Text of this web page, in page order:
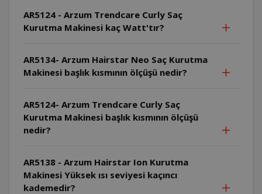
AR5124 - Arzum Trendcare Curly Saç
Kurutma Makinesi kaç Watt'tır?
AR5134- Arzum Hairstar Neo Saç Kurutma
Makinesi başlık kısmının ölçüşü nedir?
AR5124- Arzum Trendcare Curly Saç
Kurutma Makinesi başlık kısmının ölçüşü
nedir?
AR5138 - Arzum Hairstar Ion Kurutma
Makinesi Yüksek ısı seviyesi kaçıncı
kademedir?